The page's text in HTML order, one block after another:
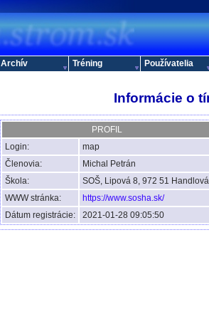
Informácie o
PROFIL
Login:
map
Členovia:
Michal Petrán
Škola:
SOŠ, Lipová 8, 972 51 Handlová
WWW stránka:
https://www.sosha.sk/
Dátum registrácie:
2021-01-28 09:05:50
Archív Tréning Používatelia